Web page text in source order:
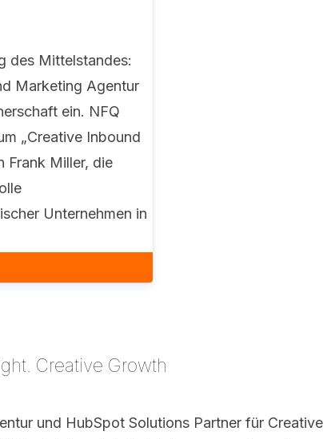
des Mittelstandes:
Marketing Agentur
ein. NFQ
„Creative Inbound
Frank Miller, die
Unternehmen in
Creative Growth
und HubSpot Solutions Partner für Creative